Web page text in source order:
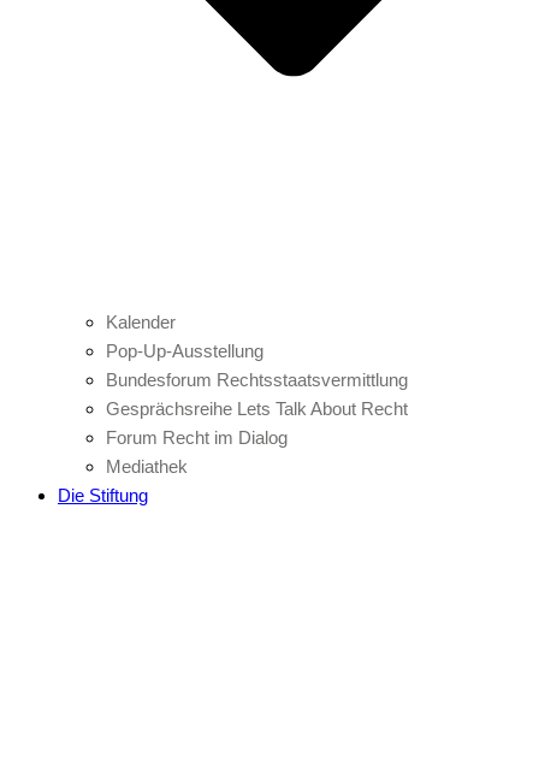
Kalender
Pop-Up-Ausstellung
Bundesforum Rechtsstaatsvermittlung
Gesprächsreihe Lets Talk About Recht
Forum Recht im Dialog
Mediathek
Die Stiftung